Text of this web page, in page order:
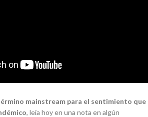
mainstream para el sentimiento que
, leía hoy en una nota en algún